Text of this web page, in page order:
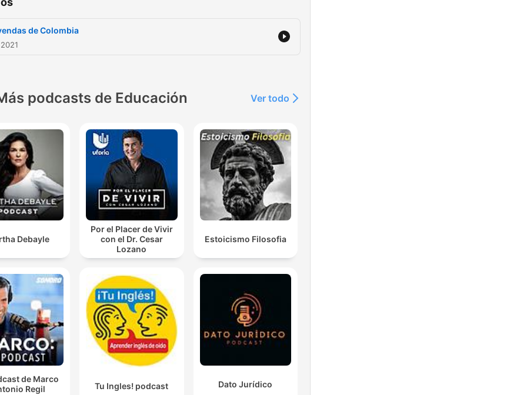
de Colombia
podcasts de Educación Ver todo
Debayle
Por el Placer de Vivir
con el Dr. Cesar
Lozano
Estoicismo Filosofia
de Marco
Regil
Tu Ingles! podcast Dato Jurídico